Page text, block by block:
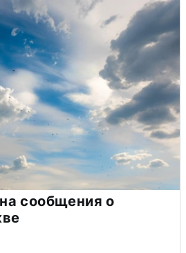
сообщения о